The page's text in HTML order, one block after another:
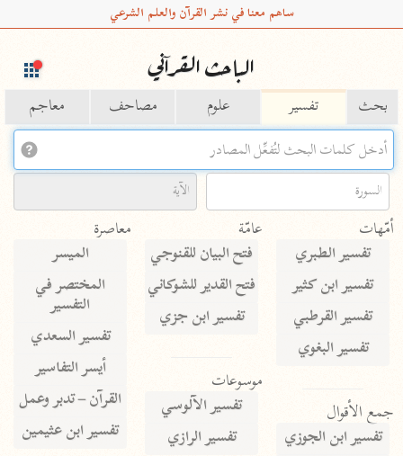
ساهم معنا في نشر القرآن والعلم الشرعي
الباحث القرآني
بحث تفسير علوم مصاحف معاجم
Type 2 or more characters for results.
Type 1 or more
characters for results.
أمّهات
تفسير الطبري
تفسير ابن كثير
تفسير القرطبي
تفسير البغوي
جمع الأقوال
تفسير ابن الجوزي
عامّة
فتح البيان للقنوجي
فتح القدير للشوكاني
تفسير ابن جزي
موسوعات
تفسير الآلوسي
تفسير الرازي
معاصرة
الميسر
المختصر في
التفسير
تفسير السعدي
أيسر التفاسير
القرآن – تدبر وعمل
تفسير ابن عثيمين